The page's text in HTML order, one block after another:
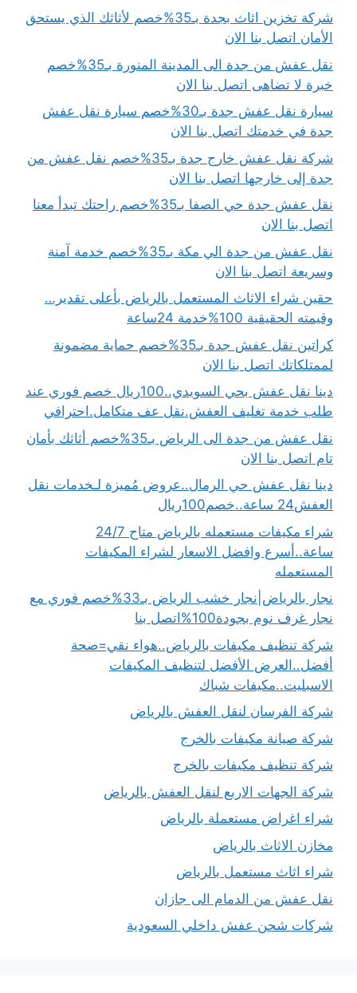
شركة تخزين اثاث بجدة بـ35%خصم لأثاثك الذي يستحق
الأمان اتصل بنا الان
نقل عفش من جدة الى المدينة المنورة بـ35%خصم
خبرة لا تضاهى اتصل بنا الان
سيارة نقل عفش جدة بـ30%خصم سيارة نقل عفش
جدة في خدمتك اتصل بنا الان
شركة نقل عفش خارج جدة بـ35%خصم نقل عفش من
جدة إلى خارجها اتصل بنا الان
نقل عفش جدة حي الصفا بـ35%خصم راحتك تبدأ معنا
اتصل بنا الان
نقل عفش من جدة الي مكة بـ35%خصم خدمة آمنة
وسريعة اتصل بنا الان
حقين شراء الاثاث المستعمل بالرياض بأعلى تقدير…
وقيمته الحقيقية 100%خدمة 24ساعة
كراتين نقل عفش جدة بـ35%خصم حماية مضمونة
لممتلكاتك اتصل بنا الان
دينا نقل عفش بحي السويدي..100ريال خصم فوري عند
طلب خدمة تغليف العفش.نقل عف متكامل.احترافي
نقل عفش من جدة الى الرياض بـ35%خصم أثاثك بأمان
تام اتصل بنا الان
دينا نقل عفش حي الرمال..عروض مُميزة لـخدمات نقل
العفش24 ساعة..خصم100ريال
شراء مكيفات مستعمله بالرياض متاح 24/7
ساعة..أسرع وافضل الاسعار لشراء المكيفات
المستعمله
نجار بالرياض|نجار خشب الرياض بـ33%خصم فوري مع
نجار غرف نوم بجودة100%اتصل بنا
شركة تنظيف مكيفات بالرياض..هواء نقي=صحة
أفضل..العرض الأفضل لتنظيف المكيفات
الاسبليت..مكيفات شباك
شركة الفرسان لنقل العفش بالرياض
شركة صيانة مكيفات بالخرج
شركة تنظيف مكيفات بالخرج
شركة الجهات الاربع لنقل العفش بالرياض
شراء اغراض مستعملة بالرياض
مخازن الاثاث بالرياض
شراء اثاث مستعمل بالرياض
نقل عفش من الدمام الى جازان
شركات شحن عفش داخلي السعودية